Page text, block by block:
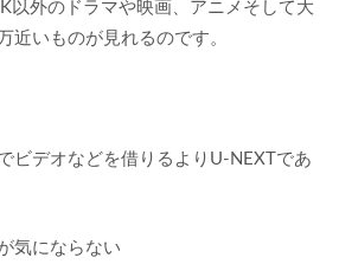
以外のドラマや映画、アニメそして大
近いものが見れるのです。
ビデオなどを借りるよりU-NEXTであ
気にならない